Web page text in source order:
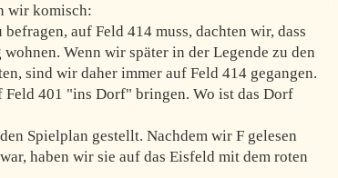
wir komisch:
auf Feld 414 muss, dachten wir, dass
Wenn wir später in der Legende zu den
sind wir daher immer auf Feld 414 gegangen.
Feld 401 "ins Dorf" bringen. Wo ist das Dorf
Spielplan gestellt. Nachdem wir F gelesen
haben wir sie auf das Eisfeld mit dem roten